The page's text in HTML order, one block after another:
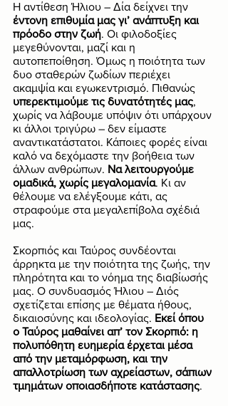
Η αντίθεση Ήλιου – Δία δείχνει την
έντονη επιθυμία μας γι’ ανάπτυξη και
πρόοδο στην ζωή. Οι φιλοδοξίες
μεγεθύνονται, μαζί και η
αυτοπεποίθηση. Όμως η ποιότητα των
δυο σταθερών ζωδίων περιέχει
ακαμψία και εγωκεντρισμό. Πιθανώς
υπερεκτιμούμε τις δυνατότητές μας,
χωρίς να λάβουμε υπόψιν ότι υπάρχουν
κι άλλοι τριγύρω – δεν είμαστε
αναντικατάστατοι. Κάποιες φορές είναι
καλό να δεχόμαστε την βοήθεια των
άλλων ανθρώπων. Να λειτουργούμε
ομαδικά, χωρίς μεγαλομανία. Κι αν
θέλουμε να ελέγξουμε κάτι, ας
στραφούμε στα μεγαλεπίβολα σχέδιά
μας.
Σκορπιός και Ταύρος συνδέονται
άρρηκτα με την ποιότητα της ζωής, την
πληρότητα και το νόημα της διαβίωσής
μας. Ο συνδυασμός Ήλιου – Διός
σχετίζεται επίσης με θέματα ήθους,
δικαιοσύνης και ιδεολογίας. Εκεί όπου
ο Ταύρος μαθαίνει απ’ τον Σκορπιό: η
πολυπόθητη ευημερία έρχεται μέσα
από την μεταμόρφωση, και την
απαλλοτρίωση των αχρείαστων, σάπιων
τμημάτων οποιασδήποτε κατάστασης.